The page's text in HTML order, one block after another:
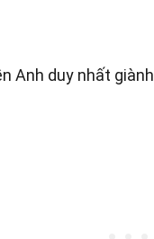
Anh duy nhất